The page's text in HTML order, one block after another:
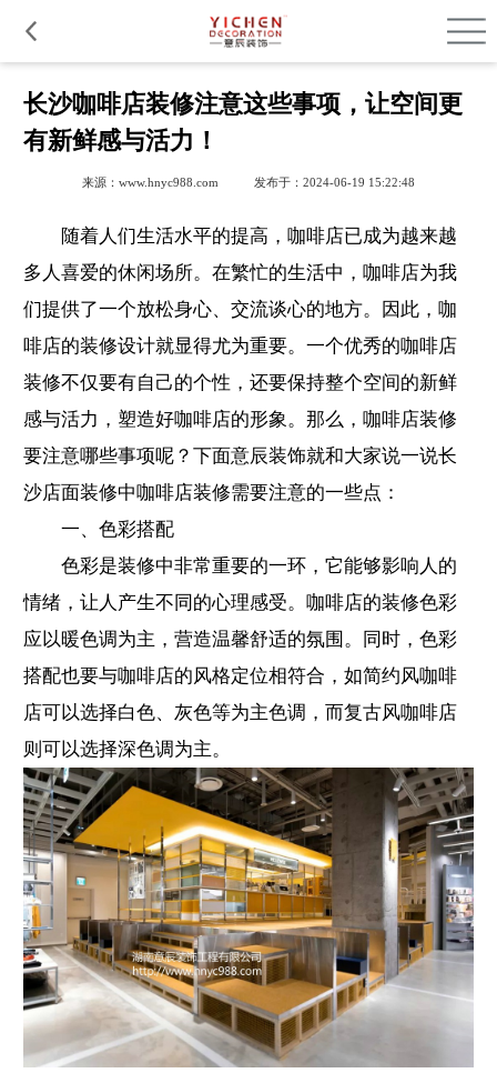
长沙咖啡店装修注意这些事项，让空间更
有新鲜感与活力！
来源：www.hnyc988.com 发布于：2024-06-19 15:22:48
随着人们生活水平的提高，咖啡店已成为越来越
多人喜爱的休闲场所。在繁忙的生活中，咖啡店为我
们提供了一个放松身心、交流谈心的地方。因此，咖
啡店的装修设计就显得尤为重要。一个优秀的咖啡店
装修不仅要有自己的个性，还要保持整个空间的新鲜
感与活力，塑造好咖啡店的形象。那么，咖啡店装修
要注意哪些事项呢？下面意辰装饰就和大家说一说长
沙店面装修中咖啡店装修需要注意的一些点：
一、色彩搭配
色彩是装修中非常重要的一环，它能够影响人的
情绪，让人产生不同的心理感受。咖啡店的装修色彩
应以暖色调为主，营造温馨舒适的氛围。同时，色彩
搭配也要与咖啡店的风格定位相符合，如简约风咖啡
店可以选择白色、灰色等为主色调，而复古风咖啡店
则可以选择深色调为主。